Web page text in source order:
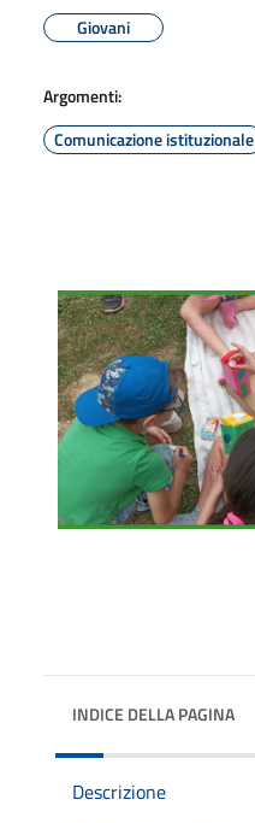
Giovani
Argomenti:
Comunicazione istituzionale
INDICE DELLA PAGINA
Descrizione